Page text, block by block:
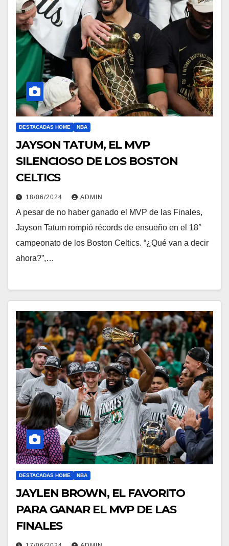
DESTACADAS HOME NBA
JAYSON TATUM, EL MVP
SILENCIOSO DE LOS BOSTON
CELTICS
18/06/2024 ADMIN
A pesar de no haber ganado el MVP de las Finales,
Jayson Tatum rompió récords de ensueño en el 18°
campeonato de los Boston Celtics. “¿Qué van a decir
ahora?”,…
DESTACADAS HOME NBA
JAYLEN BROWN, EL FAVORITO
PARA GANAR EL MVP DE LAS
FINALES